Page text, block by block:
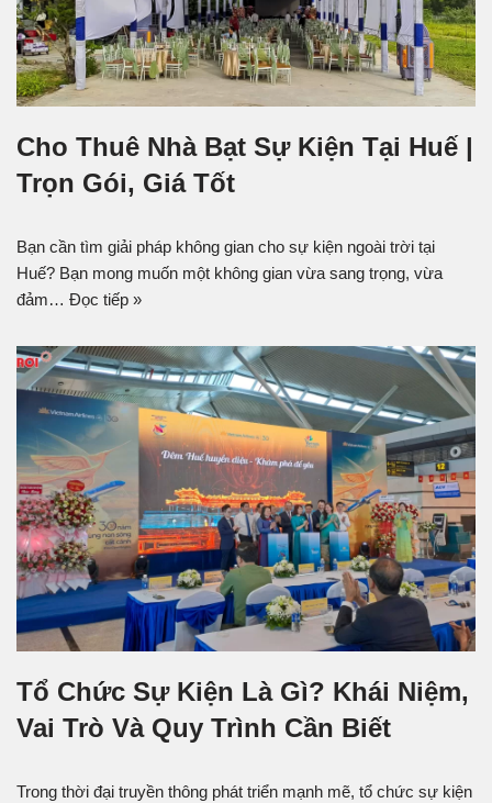
Cho Thuê Nhà Bạt Sự Kiện Tại Huế |
Trọn Gói, Giá Tốt
Bạn cần tìm giải pháp không gian cho sự kiện ngoài trời tại
Huế? Bạn mong muốn một không gian vừa sang trọng, vừa
đảm… Đọc tiếp »
Tổ Chức Sự Kiện Là Gì? Khái Niệm,
Vai Trò Và Quy Trình Cần Biết
Trong thời đại truyền thông phát triển mạnh mẽ, tổ chức sự kiện